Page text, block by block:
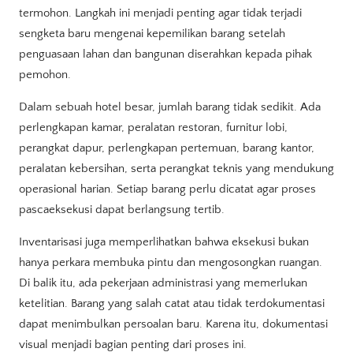
termohon. Langkah ini menjadi penting agar tidak terjadi
sengketa baru mengenai kepemilikan barang setelah
penguasaan lahan dan bangunan diserahkan kepada pihak
pemohon.
Dalam sebuah hotel besar, jumlah barang tidak sedikit. Ada
perlengkapan kamar, peralatan restoran, furnitur lobi,
perangkat dapur, perlengkapan pertemuan, barang kantor,
peralatan kebersihan, serta perangkat teknis yang mendukung
operasional harian. Setiap barang perlu dicatat agar proses
pascaeksekusi dapat berlangsung tertib.
Inventarisasi juga memperlihatkan bahwa eksekusi bukan
hanya perkara membuka pintu dan mengosongkan ruangan.
Di balik itu, ada pekerjaan administrasi yang memerlukan
ketelitian. Barang yang salah catat atau tidak terdokumentasi
dapat menimbulkan persoalan baru. Karena itu, dokumentasi
visual menjadi bagian penting dari proses ini.